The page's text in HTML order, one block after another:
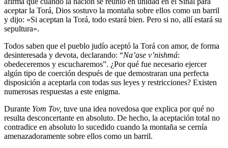
aceptar la Torá, Dios sostuvo la montaña sobre ellos como un barril
y dijo: «Si aceptan la Torá, todo estará bien. Pero si no, allí estará su
sepultura».
Todos saben que el pueblo judío aceptó la Torá con amor, de forma
desinteresada y devota, declarando: “Na’ase v’nishmá:
obedeceremos y escucharemos”. ¿Por qué fue necesario ejercer
algún tipo de coerción después de que demostraran una perfecta
disposición a aceptarla con todas sus leyes y restricciones? Existen
numerosas respuestas a este enigma.
Durante Yom Tov, tuve una idea novedosa que explica por qué no
resulta desconcertante en absoluto. De hecho, la aceptación total no
contradice en absoluto lo sucedido cuando la montaña se cernía
amenazadoramente sobre ellos como un barril.